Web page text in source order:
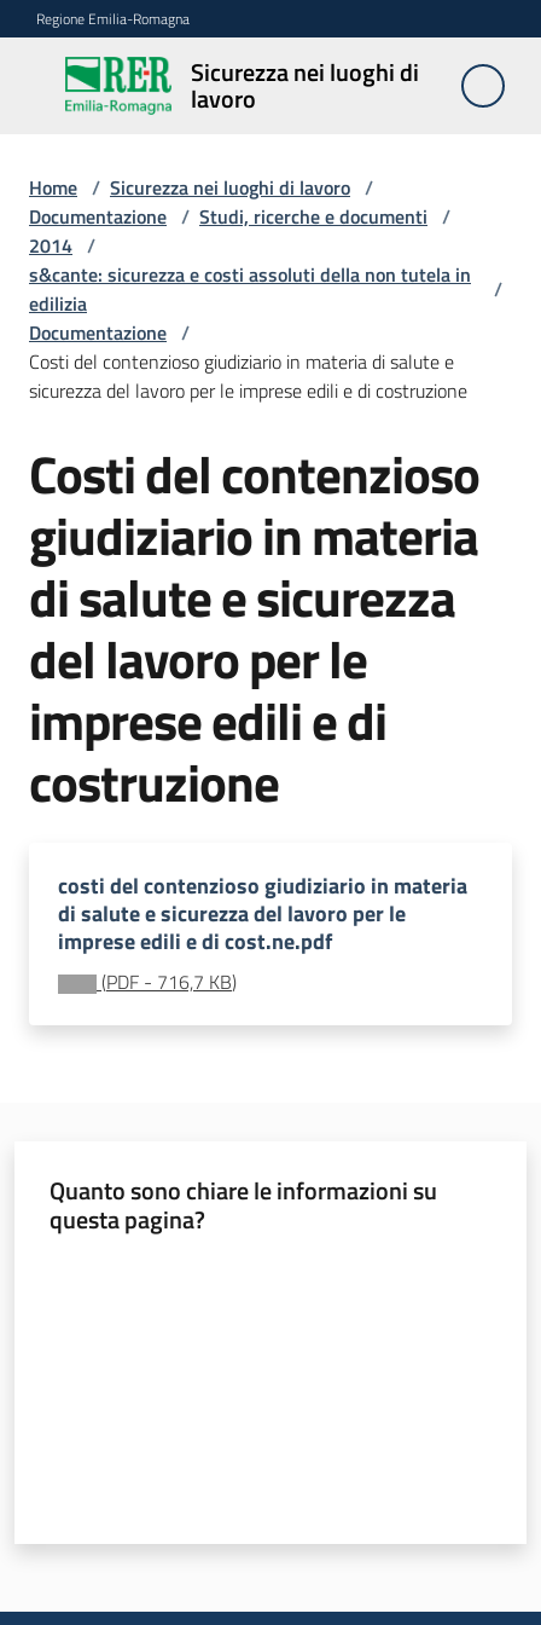
Vai al contenuto
Vai alla navigazione
Vai al footer
Regione Emilia-Romagna
Sicurezza nei luoghi di
lavoro
Sicurezza
nei
lavoro
Notizie
Sicurezza
nelle
costruzioni
Coordinamento
prevenzione
e
vigilanza
Servizi
per
la
sicurezza
INAIL
Regione
Emilia-
Romagna
Home / Sicurezza nei luoghi di lavoro /
Documentazione / Studi, ricerche e documenti /
2014 /
s&cante: sicurezza e costi assoluti della non tutela in
edilizia
/
Documentazione /
Costi del contenzioso giudiziario in materia di salute e
sicurezza del lavoro per le imprese edili e di costruzione
Costi del contenzioso
giudiziario in materia
di salute e sicurezza
del lavoro per le
imprese edili e di
costruzione
costi del contenzioso giudiziario in materia
di salute e sicurezza del lavoro per le
imprese edili e di cost.ne.pdf
(PDF - 716,7 KB)
Quanto sono chiare le informazioni su
questa pagina?